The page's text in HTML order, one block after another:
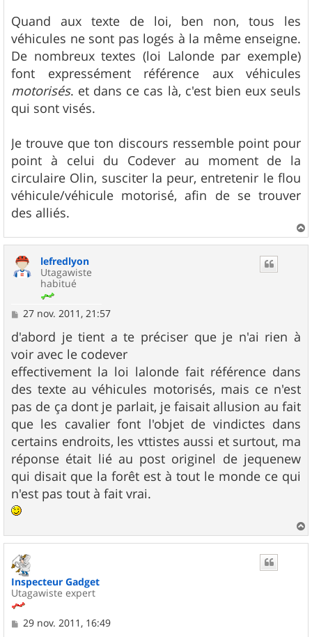
Quand aux texte de loi, ben non, tous les
véhicules ne sont pas logés à la même enseigne.
De nombreux textes (loi Lalonde par exemple)
font expressément référence aux véhicules
motorisés. et dans ce cas là, c'est bien eux seuls
qui sont visés.
Je trouve que ton discours ressemble point pour
point à celui du Codever au moment de la
circulaire Olin, susciter la peur, entretenir le flou
véhicule/véhicule motorisé, afin de se trouver
des alliés.
a
lefredlyon
Utagawiste
habitué
M
s
s
a
g
e
27 nov. 2011, 21:57
d'abord je tient a te préciser que je n'ai rien à
voir avec le codever
effectivement la loi lalonde fait référence dans
des texte au véhicules motorisés, mais ce n'est
pas de ça dont je parlait, je faisait allusion au fait
que les cavalier font l'objet de vindictes dans
certains endroits, les vttistes aussi et surtout, ma
réponse était lié au post originel de jequenew
qui disait que la forêt est à tout le monde ce qui
n'est pas tout à fait vrai.
a
Inspecteur Gadget
Utagawiste expert
M
29 nov. 2011, 16:49